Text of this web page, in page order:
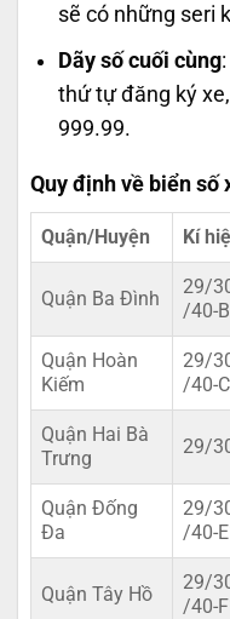
sẽ có những seri
Dãy số cuối cùng
thứ tự đăng ký
999.99.
Quy định về biển số
Quận/Huyện Kí
Quận Ba Đình
29/
/40-
Quận Hoàn
Kiếm
29/
/40-
Quận Hai Bà
Trưng
29/
Quận Đống
Đa
29/
/40-
Quận Tây Hồ
29/
/40-